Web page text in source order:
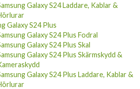
Galaxy S24 Laddare, Kablar &
Galaxy S24 Plus
Galaxy S24 Plus Fodral
Galaxy S24 Plus Skal
Galaxy S24 Plus Skärmskydd &
Galaxy S24 Plus Laddare, Kablar &